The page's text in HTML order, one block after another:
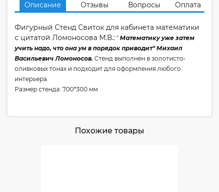
Описание Отзывы Вопросы Оплата
Фигурный Стенд Свиток для кабинета математики
с цитатой Ломоносова М.В.: " Математику уже затем
учить надо, что она ум в порядок приводит" Михаил
Васильевич Ломоносов. Стенд выполнен в золотисто-
оливковых тонах и подходит для оформления любого
интерьера.
Размер стенда: 700*300 мм
Похожие товары